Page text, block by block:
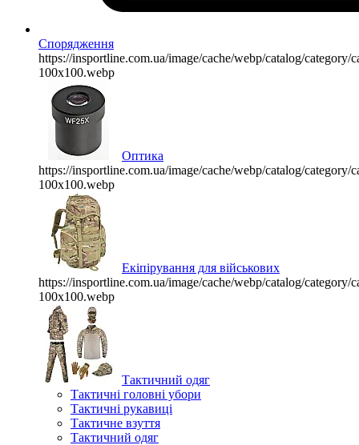
Спорядження
https://insportline.com.ua/image/cache/webp/catalog/category/
100x100.webp
Оптика
https://insportline.com.ua/image/cache/webp/catalog/category/
100x100.webp
Екіпірування для військових
https://insportline.com.ua/image/cache/webp/catalog/category/
100x100.webp
Тактичний одяг
Тактичні головні убори
Тактичні рукавиці
Тактичне взуття
Тактичний одяг